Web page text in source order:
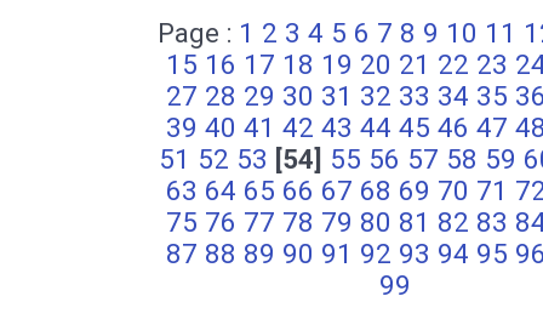
Page : 1 2 3 4 5 6 7 8 9 10 11
15 16 17 18 19 20 21 22 23
27 28 29 30 31 32 33 34 35
39 40 41 42 43 44 45 46 47
51 52 53 [54] 55 56 57 58 59
63 64 65 66 67 68 69 70 71
75 76 77 78 79 80 81 82 83
87 88 89 90 91 92 93 94 95
99